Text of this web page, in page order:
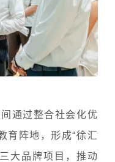
通过整合社会化优
育阵地，形成“徐汇
大品牌项目，推动